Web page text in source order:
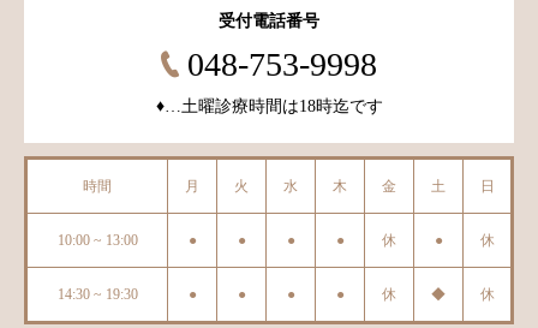
受付電話番号
048-753-9998
♦︎…土曜診療時間は18時迄です
時間 月 火 水 木 金 土 日
10:00 ~ 13:00 ● ● ● ● 休 ● 休
14:30 ~ 19:30 ● ● ● ● 休 ◆ 休